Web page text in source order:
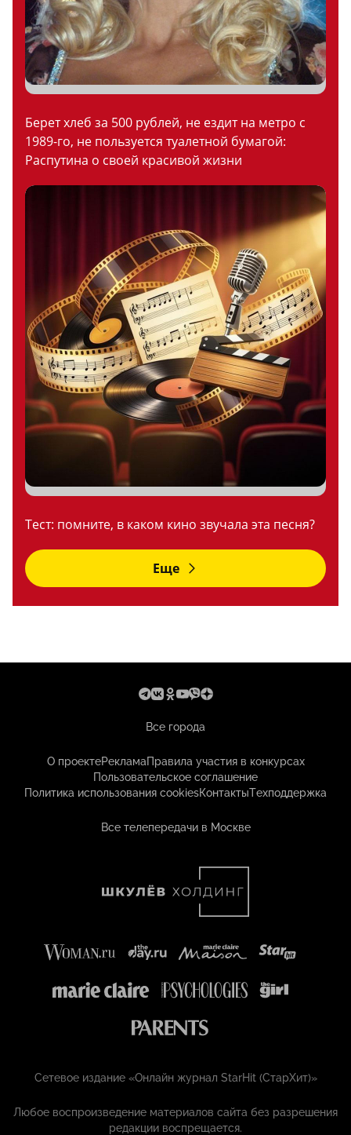
Берет хлеб за 500 рублей, не ездит на метро с
1989-го, не пользуется туалетной бумагой:
Распутина о своей красивой жизни
Тест: помните, в каком кино звучала эта песня?
Еще
Все города
О проектеРекламаПравила участия в конкурсах
Пользовательское соглашение
Политика использования cookiesКонтактыТехподдержка
Все телепередачи в Москве
Сетевое издание «Онлайн журнал StarHit (СтарХит)»
Любое воспроизведение материалов сайта без разрешения
редакции воспрещается.